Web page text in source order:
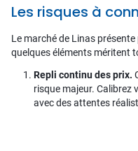
Les risques à
Le marché de Linas
quelques éléments méritent
Repli continu des prix.
risque majeur. Calibrez
avec des attentes